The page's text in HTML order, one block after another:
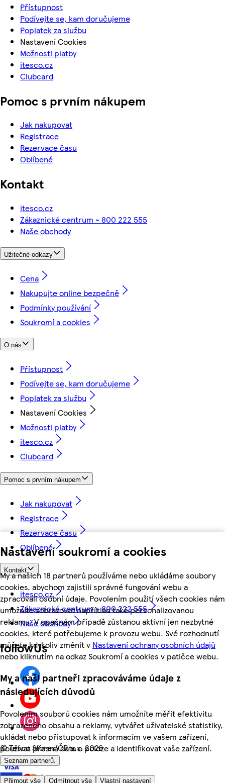
Nastavení soukromí a cookies
My a našich 18 partnerů používáme nebo ukládáme soubory
cookies, abychom zajistili správné fungování webu a
zpracovali osobní údaje. Povolením použití všech cookies nám
umožníte zobrazovat například také personalizovanou
reklamu. V opačném případě zůstanou aktivní jen nezbytné
cookies, které potřebujeme k provozu webu. Své rozhodnutí
můžete kdykoliv změnit v Nastavení ochrany osobních údajů
nebo kliknutím na odkaz Soukromí a cookies v patičce webu.
My a naši partneři zpracováváme údaje z
následujících důvodů
Povolením souborů cookies nám umožníte měřit efektivitu
zobrazeného obsahu a reklamy, vytvářet uživatelské statistiky,
ukládat nebo přistupovat k informacím ve vašem zařízení,
používat přesná data o poloze a identifikovat vaše zařízení.
Seznam partnerů.
Přijmout vše Odmítnout vše Vlastní nastavení
Přístupnost
Podívejte se, kam doručujeme
Poplatek za službu
Nastavení Cookies
Možnosti platby
itesco.cz
Clubcard
Pomoc s prvním nákupem
Jak nakupovat
Registrace
Rezervace času
Oblíbené
Kontakt
itesco.cz
Zákaznické centrum - 800 222 555
Naše obchody
Užitečné odkazy
Cena
Nakupujte online bezpečně
Podmínky používání
Soukromí a cookies
O nás
Přístupnost
Podívejte se, kam doručujeme
Poplatek za službu
Nastavení Cookies
Možnosti platby
itesco.cz
Clubcard
Pomoc s prvním nákupem
Jak nakupovat
Registrace
Rezervace času
Oblíbené
Kontakt
itesco.cz
Zákaznické centrum - 800 222 555
Naše obchody
followUs
©Tesco Stores ČR a.s. 2026